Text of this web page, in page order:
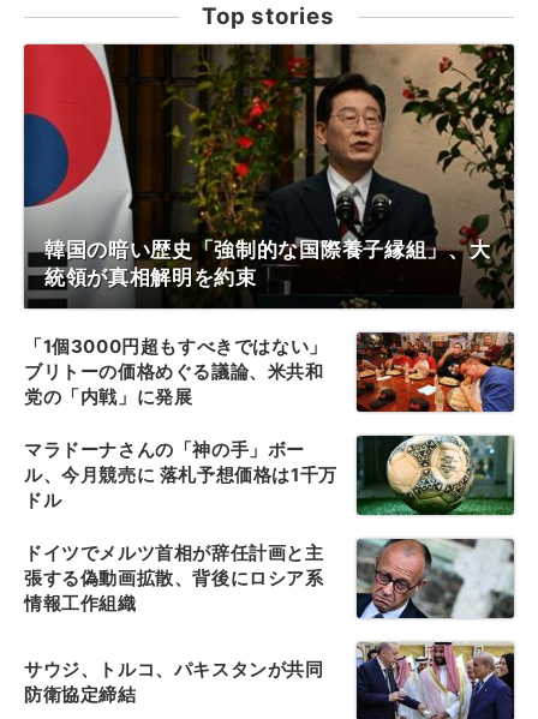
Top stories
韓国の暗い歴史「強制的な国際養子縁組」、大
統領が真相解明を約束
「1個3000円超もすべきではない」
ブリトーの価格めぐる議論、米共和
党の「内戦」に発展
マラドーナさんの「神の手」ボー
ル、今月競売に 落札予想価格は1千万
ドル
ドイツでメルツ首相が辞任計画と主
張する偽動画拡散、背後にロシア系
情報工作組織
サウジ、トルコ、パキスタンが共同
防衛協定締結